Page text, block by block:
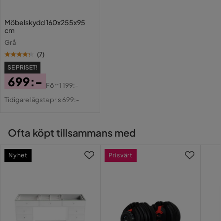
Möbelskydd 160x255x95
cm
Grå
(7)
SE PRISET!
Pris
699:-
Original
Förr1 199:-
Tidigare lägsta pris 699:-
Ofta köpt tillsammans med
Nyhet Prisvärt